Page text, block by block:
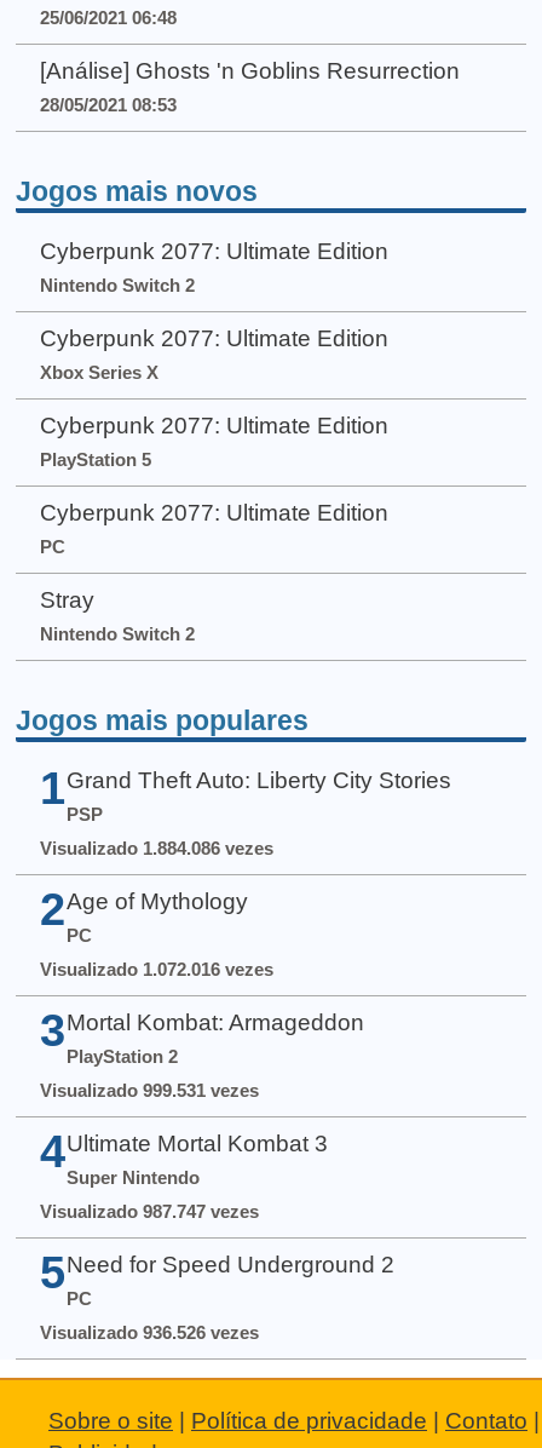
25/06/2021 06:48
[Análise] Ghosts 'n Goblins Resurrection
28/05/2021 08:53
Jogos mais novos
Cyberpunk 2077: Ultimate Edition
Nintendo Switch 2
Cyberpunk 2077: Ultimate Edition
Xbox Series X
Cyberpunk 2077: Ultimate Edition
PlayStation 5
Cyberpunk 2077: Ultimate Edition
PC
Stray
Nintendo Switch 2
Jogos mais populares
1 Grand Theft Auto: Liberty City Stories
PSP
Visualizado 1.884.086 vezes
2 Age of Mythology
PC
Visualizado 1.072.016 vezes
3 Mortal Kombat: Armageddon
PlayStation 2
Visualizado 999.531 vezes
4 Ultimate Mortal Kombat 3
Super Nintendo
Visualizado 987.747 vezes
5 Need for Speed Underground 2
PC
Visualizado 936.526 vezes
Sobre o site | Política de privacidade | Contato |